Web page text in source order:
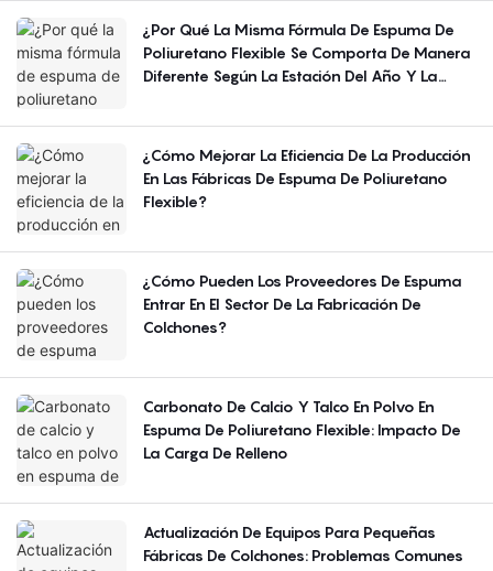
¿Por Qué La Misma Fórmula De Espuma De
Poliuretano Flexible Se Comporta De Manera
Diferente Según La Estación Del Año Y La
¿Cómo Mejorar La Eficiencia De La Producción
En Las Fábricas De Espuma De Poliuretano
Flexible?
¿Cómo Pueden Los Proveedores De Espuma
Entrar En El Sector De La Fabricación De
Colchones?
Carbonato De Calcio Y Talco En Polvo En
Espuma De Poliuretano Flexible: Impacto De
La Carga De Relleno
Actualización De Equipos Para Pequeñas
Fábricas De Colchones: Problemas Comunes